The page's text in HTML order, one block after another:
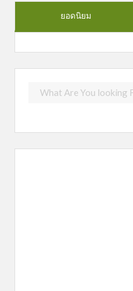
ยอดนิยม